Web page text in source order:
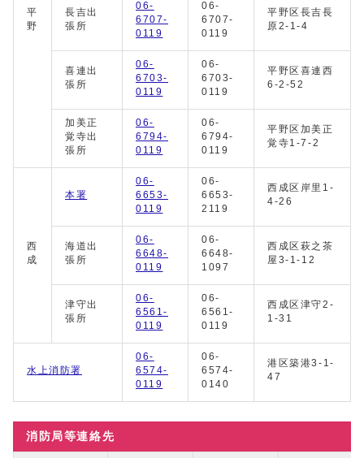
平
野
長吉出
張所
06-
6707-
0119
06-
6707-
0119
平野区長吉長
原2-1-4
喜連出
張所
06-
6703-
0119
06-
6703-
0119
平野区喜連西
6-2-52
加美正
覚寺出
張所
06-
6794-
0119
06-
6794-
0119
平野区加美正
覚寺1-7-2
西
成
本署
06-
6653-
0119
06-
6653-
2119
西成区岸里1-
4-26
海道出
張所
06-
6648-
0119
06-
6648-
1097
西成区萩之茶
屋3-1-12
津守出
張所
06-
6561-
0119
06-
6561-
0119
西成区津守2-
1-31
水上消防署
06-
6574-
0119
06-
6574-
0140
港区築港3-1-
47
消防局等連絡先